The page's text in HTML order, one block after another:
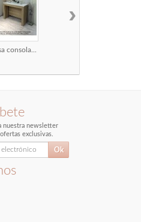
consola...
›
nuestra newsletter
exclusivas.